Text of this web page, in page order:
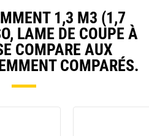
1,3 M3 (1,7
LAME DE COUPE À
COMPARE AUX
COMPARÉS.